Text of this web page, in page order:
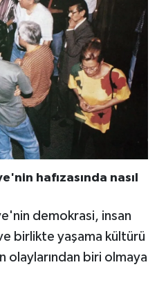
hafızasında nasıl
demokrasi, insan
birlikte yaşama kültürü
olaylarından biri olmaya